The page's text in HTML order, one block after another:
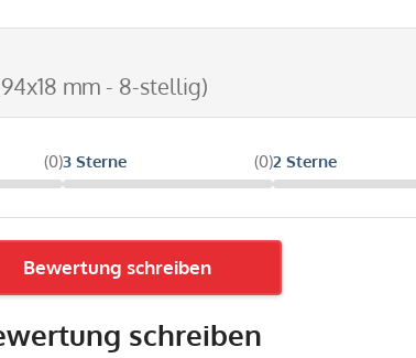
mm - 8-stellig)
(0)3 Sterne (0)2 Sterne
Bewertung schreiben
schreiben